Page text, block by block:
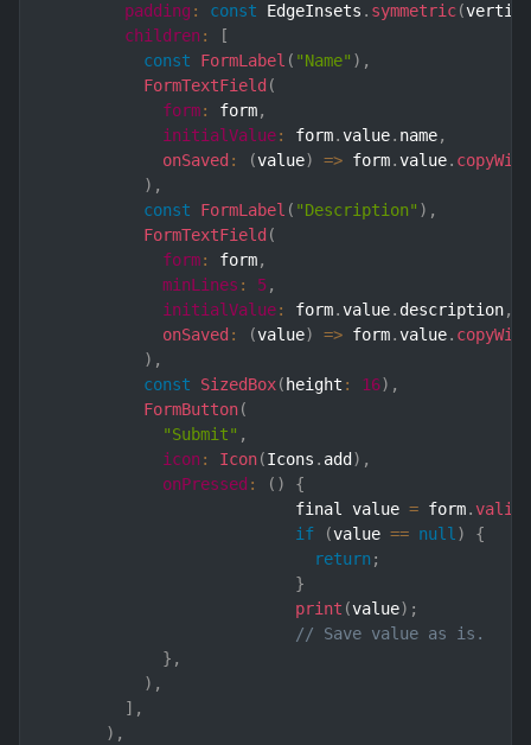
padding : const EdgeInsets . symmetric(
children :
[
const
FormLabel ( "Name" ) ,
FormTextField (
form: form,
initialValue: form.value. name,
onSaved : (value) => form.value. copyWith
) ,
const
FormLabel ( "Description" ) ,
FormTextField (
form: form,
minLines : 5,
initialValue: form.value. description,
onSaved : (value) => form.value. copyWith
) ,
const
SizedBox( height : 16) ,
FormButton(
"Submit" ,
icon : Icon(Icons . add ) ,
onPressed : ( )
{
		          final value
= form.
if
(value == null)
{
return ;
}
print (value) ;
// Save value as is.
} ,
) ,
] ,
) ,